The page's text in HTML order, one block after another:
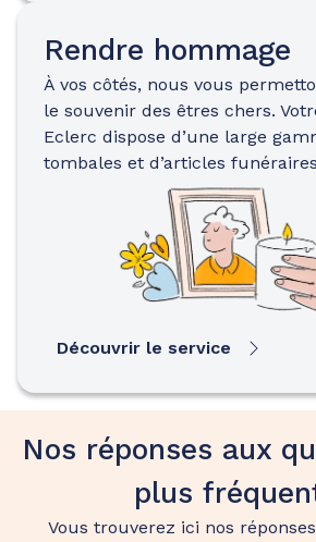
Rendre hommage
À vos côtés, nous vous
le souvenir des êtres chers.
Eclerc dispose d’une large
tombales et d’articles
Découvrir le service
Nos réponses aux
plus
Vous trouverez ici nos